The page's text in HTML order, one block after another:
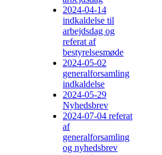
2024-04-14
indkaldelse til
arbejdsdag og
referat af
bestyrelsesmøde
2024-05-02
generalforsamling
indkaldelse
2024-05-29
Nyhedsbrev
2024-07-04 referat
af
generalforsamling
og nyhedsbrev